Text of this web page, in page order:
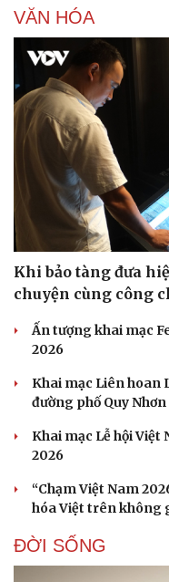
Doanh nghiệp
Thông tin doanh nghiệp
Doanh nghiệp 24h
Doanh nhân
Vì cộng đồng
VĂN HÓA
Khi bảo tàng đưa
chuyện cùng công
Ấn tượng khai mạc
2026
Khai mạc Liên hoan
đường phố Quy
Khai mạc Lễ hội Việt
2026
“Chạm Việt Nam
hóa Việt trên không
ĐỜI SỐNG